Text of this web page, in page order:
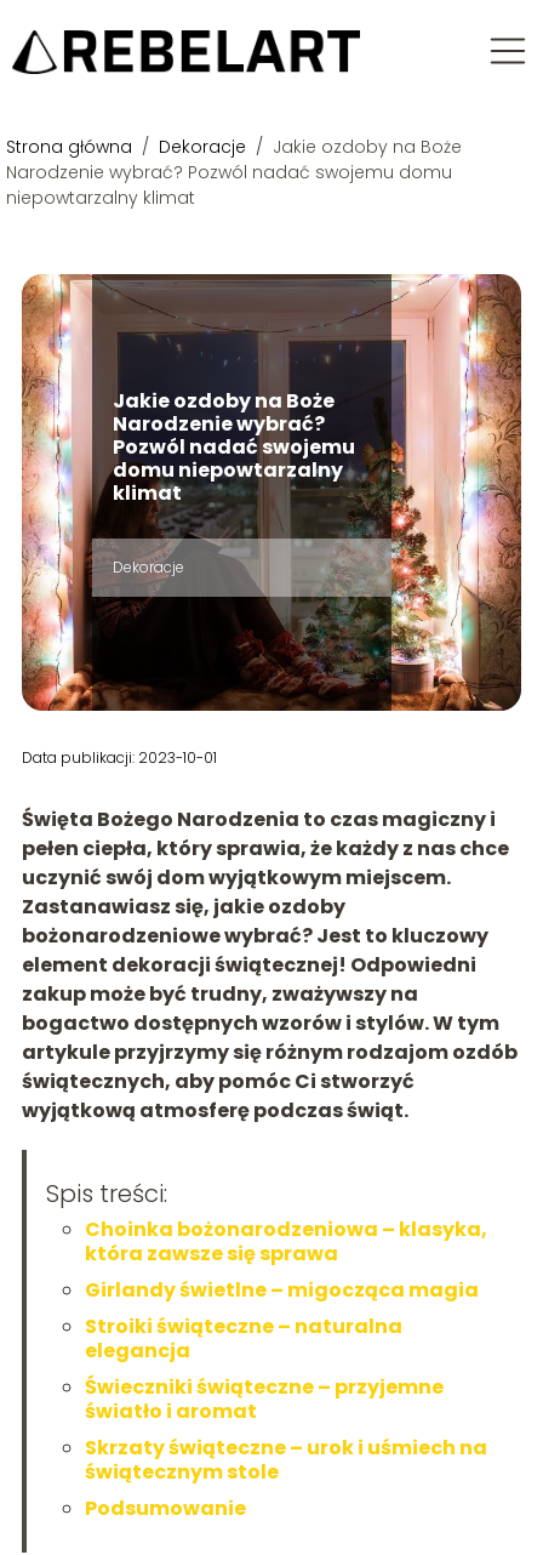
Strona główna / Dekoracje / Jakie ozdoby na Boże
Narodzenie wybrać? Pozwól nadać swojemu domu
niepowtarzalny klimat
Jakie ozdoby na Boże
Narodzenie wybrać?
Pozwól nadać swojemu
domu niepowtarzalny
klimat
Dekoracje
Data publikacji: 2023-10-01
Święta Bożego Narodzenia to czas magiczny i
pełen ciepła, który sprawia, że każdy z nas chce
uczynić swój dom wyjątkowym miejscem.
Zastanawiasz się, jakie ozdoby
bożonarodzeniowe wybrać? Jest to kluczowy
element dekoracji świątecznej! Odpowiedni
zakup może być trudny, zważywszy na
bogactwo dostępnych wzorów i stylów. W tym
artykule przyjrzymy się różnym rodzajom ozdób
świątecznych, aby pomóc Ci stworzyć
wyjątkową atmosferę podczas świąt.
Spis treści:
Choinka bożonarodzeniowa – klasyka,
która zawsze się sprawa
Girlandy świetlne – migocząca magia
Stroiki świąteczne – naturalna
elegancja
Świeczniki świąteczne – przyjemne
światło i aromat
Skrzaty świąteczne – urok i uśmiech na
świątecznym stole
Podsumowanie